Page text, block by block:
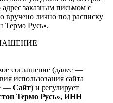
заказным письмом с
вручено лично под расписку
Термо Русь».
соглашение (далее —
использования сайта
— Сайт) и регулирует
Термо Русь», ИНН